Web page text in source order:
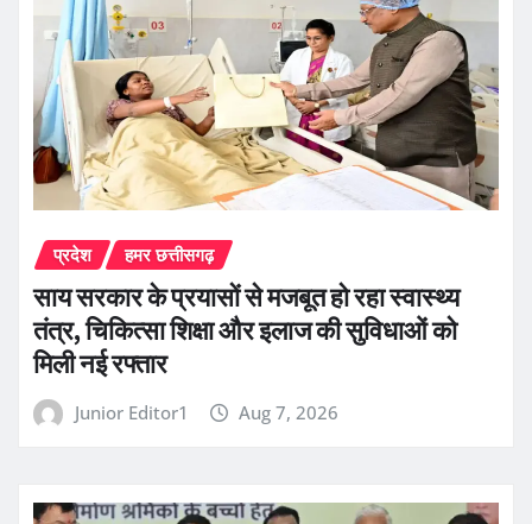
प्रदेश हमर छत्तीसगढ़
साय सरकार के प्रयासों से मजबूत हो रहा स्वास्थ्य
तंत्र, चिकित्सा शिक्षा और इलाज की सुविधाओं को
मिली नई रफ्तार
Junior Editor1 Aug 7, 2026